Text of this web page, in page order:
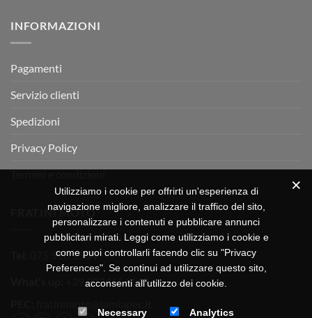
MOTOR
INFORMAZIONI
Pagamenti
Servizio clienti
Spedizioni
Privacy Policy
Termini e condizioni
FRATINI MOTO
075 518 1504
+39 3334656649
Utilizziamo i cookie per offrirti un'esperienza di
navigazione migliore, analizzare il traffico del sito,
personalizzare i contenuti e pubblicare annunci
pubblicitari mirati. Leggi come utilizziamo i cookie e
come puoi controllarli facendo clic su "Privacy
Preferences". Se continui ad utilizzare questo sito,
acconsenti all'utilizzo dei cookie.
Necessary Analytics